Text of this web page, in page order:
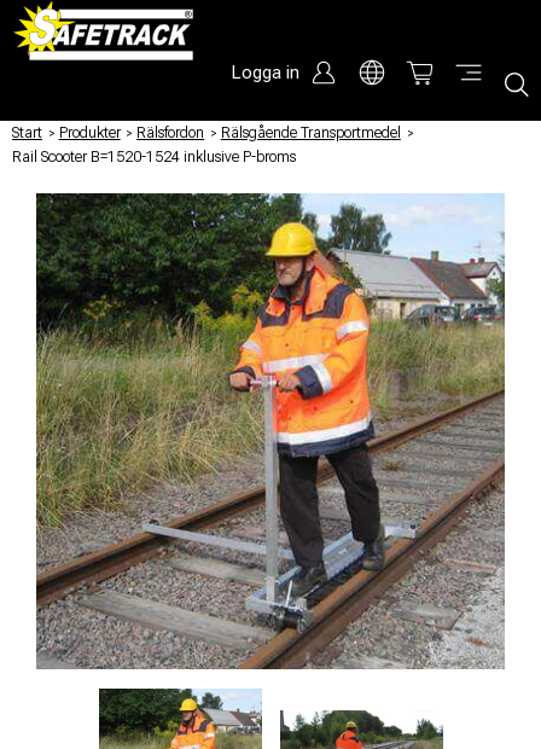
Logga in
Start / Produkter / Rälsfordon / Rälsgående Transportmedel
/
Rail Scooter B=1520-1524 inklusive P-broms